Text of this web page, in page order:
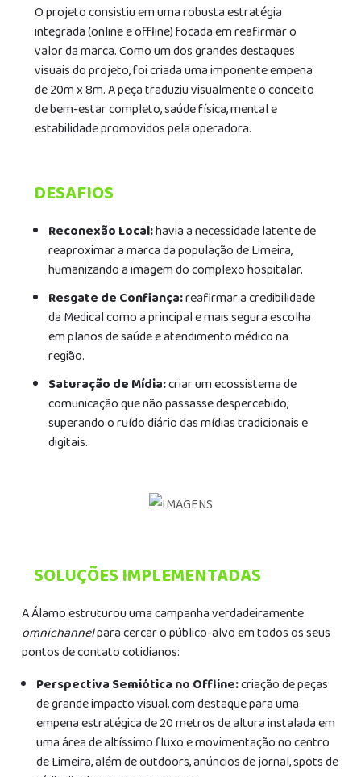
O projeto consistiu em uma robusta estratégia
integrada (online e offline) focada em reafirmar o
valor da marca. Como um dos grandes destaques
visuais do projeto, foi criada uma imponente empena
de 20m x 8m. A peça traduziu visualmente o conceito
de bem-estar completo, saúde física, mental e
estabilidade promovidos pela operadora.
DESAFIOS
Reconexão Local:havia a necessidade latente de
reaproximar a marca da população de Limeira,
humanizando a imagem do complexo hospitalar.
Resgate de Confiança:reafirmar a credibilidade
da Medical como a principal e mais segura escolha
em planos de saúde e atendimento médico na
região.
Saturação de Mídia:criar um ecossistema de
comunicação que não passasse despercebido,
superando o ruído diário das mídias tradicionais e
digitais.
SOLUÇÕES IMPLEMENTADAS
A Álamo estruturou uma campanha verdadeiramente
omnichannelpara cercar o público-alvo em todos os seus
pontos de contato cotidianos:
Perspectiva Semiótica no Offline:criação de peças
de grande impacto visual, com destaque para uma
empena estratégica de 20 metros de altura instalada em
uma área de altíssimo fluxo e movimentação no centro
de Limeira, além de outdoors, anúncios de jornal, spots de